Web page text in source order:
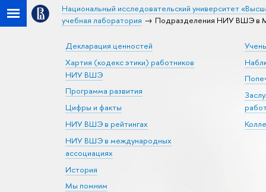
Национальный исследовательский университет
учебная лаборатория
Подразделения НИУ ВШЭ в
Декларация ценностей
Хартия (кодекс этики) работников
НИУ ВШЭ
Программа развития
Цифры и факты
НИУ ВШЭ в рейтингах
НИУ ВШЭ в международных
ассоциациях
История
Мы помним